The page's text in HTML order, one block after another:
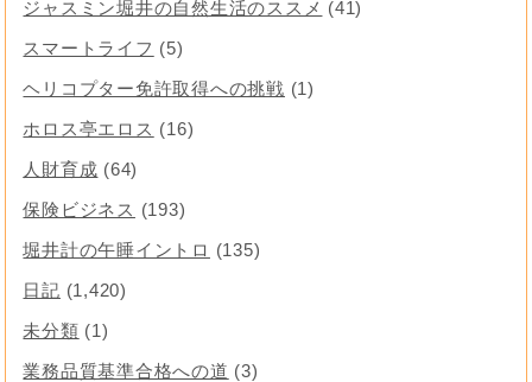
ジャスミン堀井の自然生活のススメ (41)
スマートライフ (5)
ヘリコプター免許取得への挑戦 (1)
ホロス亭エロス (16)
人財育成 (64)
保険ビジネス (193)
堀井計の午睡イントロ (135)
日記 (1,420)
未分類 (1)
業務品質基準合格への道 (3)